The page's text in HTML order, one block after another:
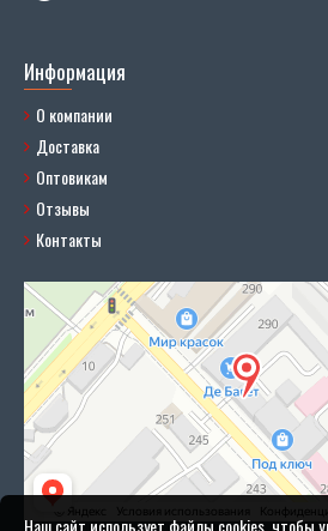
Информация
О компании
Доставка
Оптовикам
Отзывы
Контакты
Наш сайт использует файлы cookies, чтобы